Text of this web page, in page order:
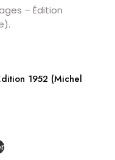
1952 (Michel